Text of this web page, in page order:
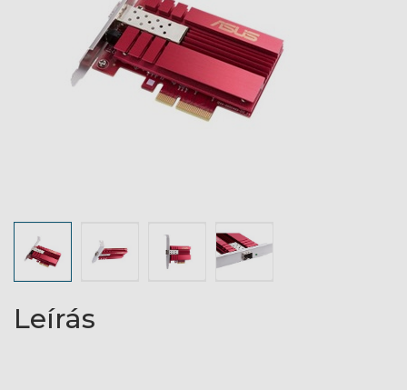
Leírás